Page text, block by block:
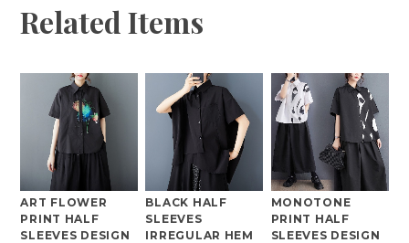
Related Items
ART FLOWER
PRINT HALF
SLEEVES DESIGN
BLACK HALF
SLEEVES
IRREGULAR HEM
MONOTONE
PRINT HALF
SLEEVES DESIGN